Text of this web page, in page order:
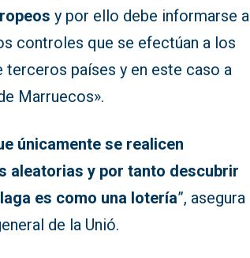
y por ello debe informarse a
controles que se efectúan a los
países y en este caso a
Marruecos».
únicamente se realicen
aleatorias y por tanto descubrir
es como una lotería”, asegura
de la Unió.